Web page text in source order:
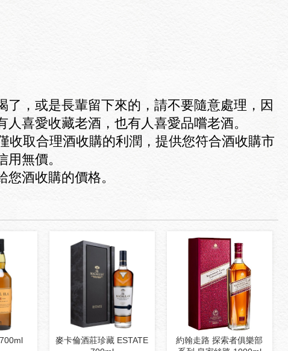
，或是長輩留下來的，請不要隨意處理，因
喜愛收藏老酒，也有人喜愛品嚐老酒。
收取合理酒收購的利潤，提供您符合酒收購市
無價。
酒收購的價格。
麥卡倫酒莊珍藏 ESTATE
約翰走路 探索者俱樂部